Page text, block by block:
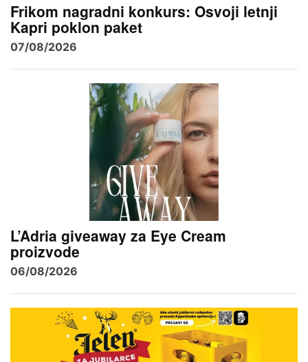
Frikom nagradni konkurs: Osvoji letnji
Kapri poklon paket
07/08/2026
L’Adria giveaway za Eye Cream
proizvode
06/08/2026